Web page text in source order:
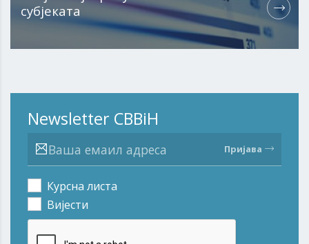
субјеката
Newsletter CBBiH
Пријава
Курсна листа
Вијести